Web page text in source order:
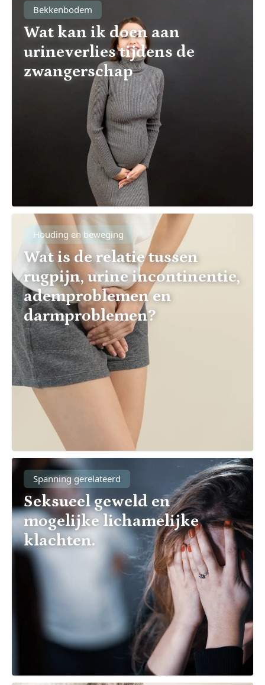
Bekkenbodem
Wat kan ik doen aan
urineverlies tijdens de
zwangerschap
Houding en beweging
Wat is de relatie tussen
rugpijn, urine incontinentie,
ademproblemen en
darmproblemen?
Spanning gerelateerd
Seksueel geweld en
mogelijke lichamelijke
klachten.